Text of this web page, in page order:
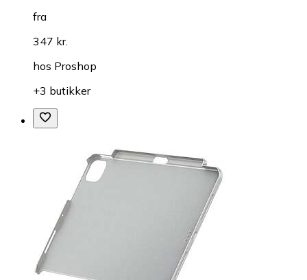
fra
347 kr.
hos Proshop
+3 butikker